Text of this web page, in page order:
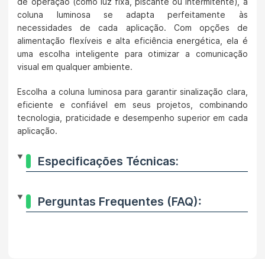
coluna luminosa se adapta perfeitamente às
necessidades de cada aplicação. Com opções de
alimentação flexíveis e alta eficiência energética, ela é
uma escolha inteligente para otimizar a comunicação
visual em qualquer ambiente.
Escolha a coluna luminosa para garantir sinalização clara,
eficiente e confiável em seus projetos, combinando
tecnologia, praticidade e desempenho superior em cada
aplicação.
Especificações Técnicas:
Perguntas Frequentes (FAQ):